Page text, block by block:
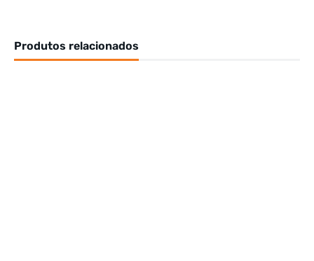
Produtos relacionados